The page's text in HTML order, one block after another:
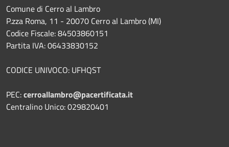
Comune di Cerro al Lambro
P.zza Roma, 11 - 20070 Cerro al Lambro (MI)
Codice Fiscale: 84503860151
Partita IVA: 06433830152
CODICE UNIVOCO: UFHQST
PEC:cerroallambro@pacertificata.it
Centralino Unico: 029820401